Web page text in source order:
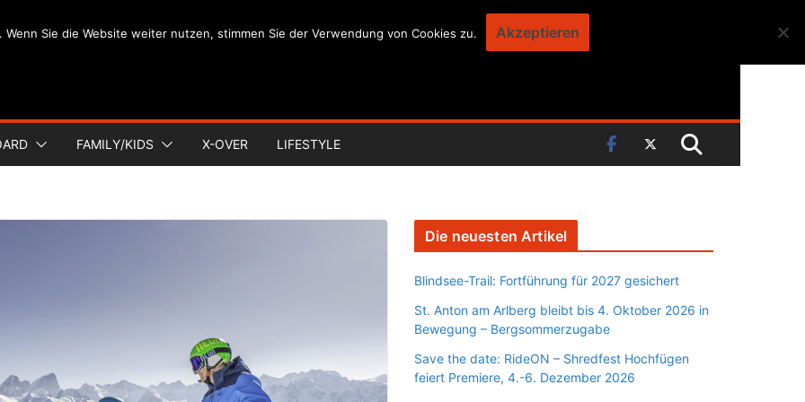
FAMILY/KIDS X-OVER LIFESTYLE
Die neuesten Artikel
Blindsee-Trail: Fortführung für 2027 gesichert
St. Anton am Arlberg bleibt bis 4. Oktober 2026 in
Bewegung – Bergsommerzugabe
Save the date: RideON – Shredfest Hochfügen
feiert Premiere, 4.-6. Dezember 2026
Wenn Sie die Website weiter nutzen, stimmen Sie der Verwendung von Cookies zu. Akzeptieren